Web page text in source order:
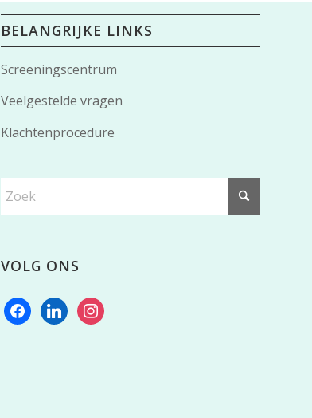
BELANGRIJKE LINKS
Screeningscentrum
Veelgestelde vragen
Klachtenprocedure
VOLG ONS
facebooklinkedininstagram